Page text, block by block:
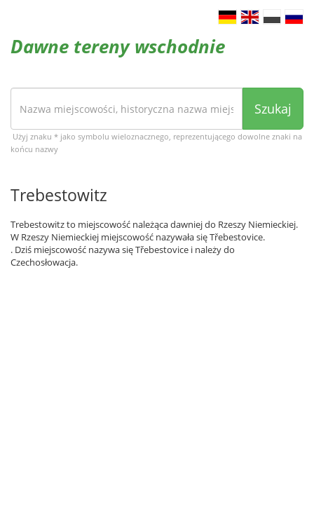
Dawne tereny wschodnie
Szukaj
Użyj znaku * jako symbolu wieloznacznego, reprezentującego dowolne znaki na
końcu nazwy
Trebestowitz
Trebestowitz to miejscowość należąca dawniej do Rzeszy Niemieckiej.
W Rzeszy Niemieckiej miejscowość nazywała się Třebestovice.
. Dziś miejscowość nazywa się Třebestovice i należy do
Czechosłowacja.